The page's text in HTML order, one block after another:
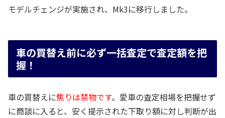
モデルチェンジが実施され、Mk3に移行しました。
車の買替え前に必ず一括査定で査定額を把
握！
車の買替えに焦りは禁物です。愛車の査定相場を把握せず
に商談に入ると、安く提示された下取り額に対し判断が出